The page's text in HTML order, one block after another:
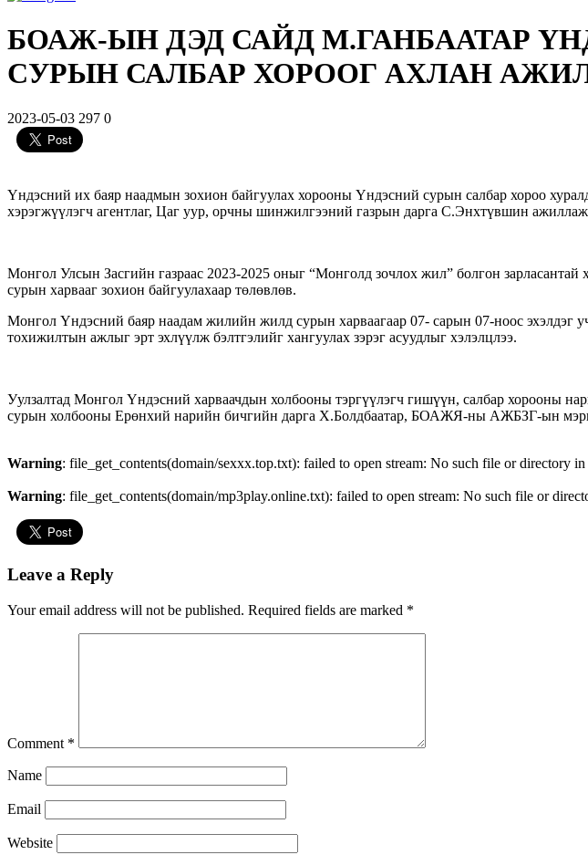
БОАЖ-ЫН ДЭД САЙД М.ГАНБААТАР
СУРЫН САЛБАР ХОРООГ АХЛАН
2023-05-03 297 0
Үндэсний их баяр наадмын зохион байгуулах хорооны Үндэсний сурын салбар хороо
хэрэгжүүлэгч агентлаг, Цаг уур, орчны шинжилгээний газрын дарга С.Энхтүвшин
Монгол Улсын Засгийн газраас 2023-2025 оныг “Монголд зочлох жил” болгон зарласантай
сурын харвааг зохион байгуулахаар төлөвлөв.
Монгол Үндэсний баяр наадам жилийн жилд сурын харваагаар 07- сарын 07-ноос эхэлдэг
тохижилтын ажлыг эрт эхлүүлж бэлтгэлийг хангуулах зэрэг асуудлыг хэлэлцлээ.
Уулзалтад Монгол Үндэсний харваачдын холбооны тэргүүлэгч гишүүн, салбар
сурын холбооны Ерөнхий нарийн бичгийн дарга Х.Болдбаатар, БОАЖЯ-ны АЖБЗГ-ын
Warning: file_get_contents(domain/sexxx.top.txt): failed to open stream: No such file or directory in
Warning: file_get_contents(domain/mp3play.online.txt): failed to open stream: No such file or
Leave a Reply
Your email address will not be published. Required fields are marked *
Comment *
Name
Email
Website